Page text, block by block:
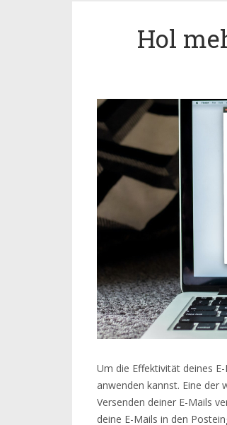
Hol
Um die Effektivität deines
anwenden kannst. Eine der
Versenden deiner E-Mails
deine E-Mails in den